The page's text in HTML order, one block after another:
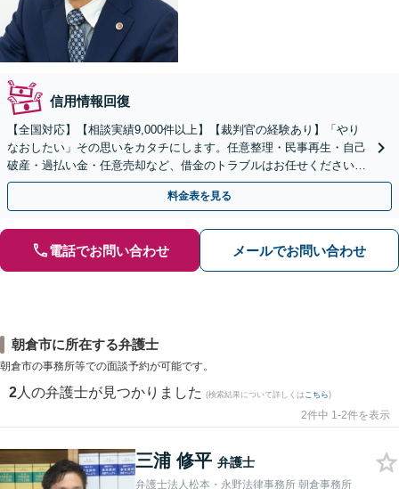
信用情報回復
【全国対応】【相談実績9,000件以上】【裁判官の経験あり】「やり
なおしたい」その思いをカタチにします。任意整理・民事再生・自己
破産・過払い金・任意売却など、借金のトラブルはお任せください。
【初回相談無料】【全国対応可能】
料金表を見る
電話でお問い合わせ メールでお問い合わせ
朝倉市に所在する弁護士
朝倉市の事務所等での面談予約が可能です。
2 人の弁護士が見つかりました (検索結果について詳しくは こちら)
2件中 1-2件を表示
三浦 修平 弁護士
弁護士法人松本・永野法律事務所 朝倉事務所